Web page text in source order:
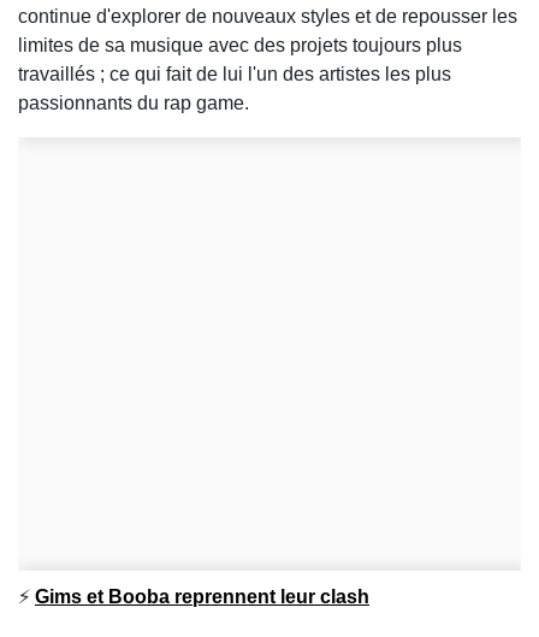
continue d'explorer de nouveaux styles et de repousser les
limites de sa musique avec des projets toujours plus
travaillés ; ce qui fait de lui l'un des artistes les plus
passionnants du rap game.
⚡️ Gims et Booba reprennent leur clash